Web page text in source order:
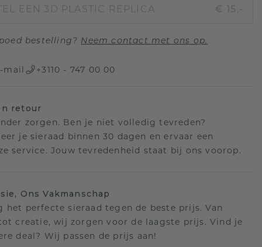
EEN 3D PLASTIC REPLICA € 15,-
bestelling? Neem contact met ons op.
mail +3110 - 747 00 00
retour
zorgen. Ben je niet volledig tevreden?
je sieraad binnen 30 dagen en ervaar een
service. Jouw tevredenheid staat bij ons voorop.
Ons Vakmanschap
het perfecte sieraad tegen de beste prijs. Van
creatie, wij zorgen voor de laagste prijs. Vind je
deal? Wij passen de prijs aan!